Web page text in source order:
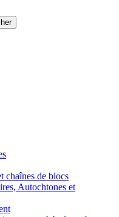
chaînes de blocs
Autochtones et